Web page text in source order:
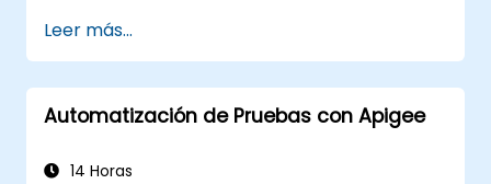
Leer más...
Automatización de Pruebas con Apigee
14 Horas